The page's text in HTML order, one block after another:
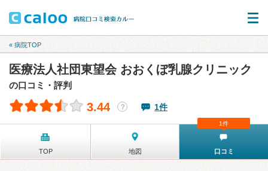
« 病院TOP
医療法人社団東望会 おおくぼ乳腺クリニック
の口コミ・評判
3.44 ？ 1件
TOP 地図 口コミ
1件